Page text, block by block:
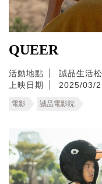
QUEER
活動地點
誠品生活
上映日期
2025/03/
電影 誠品電影院